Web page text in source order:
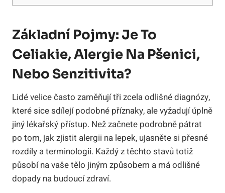
Základní Pojmy: Je To
Celiakie, Alergie Na Pšenici,
Nebo Senzitivita?
Lidé velice často zaměňují tři zcela odlišné diagnózy,
které sice sdílejí podobné příznaky, ale vyžadují úplně
jiný lékařský přístup. Než začnete podrobně pátrat
po tom, jak zjistit alergii na lepek, ujasněte si přesné
rozdíly a terminologii. Každý z těchto stavů totiž
působí na vaše tělo jiným způsobem a má odlišné
dopady na budoucí zdraví.